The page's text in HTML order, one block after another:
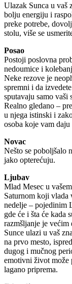
Ulazak Sunca u vaš
bolju energiju i
preke potrebe,
stolu, više se
Posao
Postoji poslovna
nedoumice i
Neke rezove je
spremni i da
sputavaju samo vaši
Realno gledano –
u njega istinski i
osoba koje vam daju
Novac
Nešto se poboljšalo
jako opterećuju.
Ljubav
Mlad Mesec u
Saturnom koji vlada
nedelje – pojedinim
gde će i šta će kada
razmšljanje je većim
Sunce ulazi u vaš
na prvo mesto,
dugog i mučnog
emotivni život može
lagano priprema.